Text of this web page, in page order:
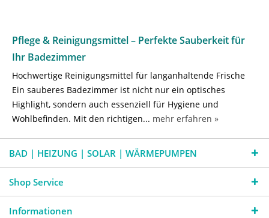
Pflege & Reinigungsmittel – Perfekte Sauberkeit für
Ihr Badezimmer
Hochwertige Reinigungsmittel für langanhaltende Frische
Ein sauberes Badezimmer ist nicht nur ein optisches
Highlight, sondern auch essenziell für Hygiene und
Wohlbefinden. Mit den richtigen... mehr erfahren »
BAD | HEIZUNG | SOLAR | WÄRMEPUMPEN
Shop Service
Informationen